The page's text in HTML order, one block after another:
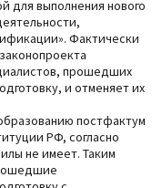
для выполнения нового
Фактически
прошедших
и отменяет их
постфактум
РФ, согласно
не имеет. Таким